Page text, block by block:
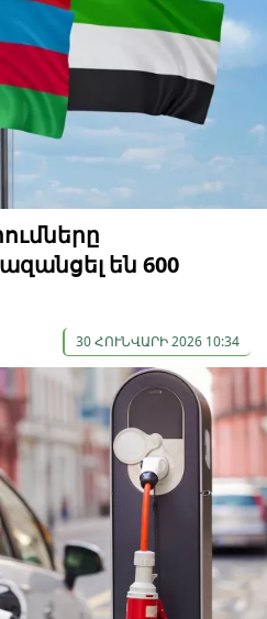
են 600
30 ՀՈՒՆՎԱՐԻ 2026 10:34